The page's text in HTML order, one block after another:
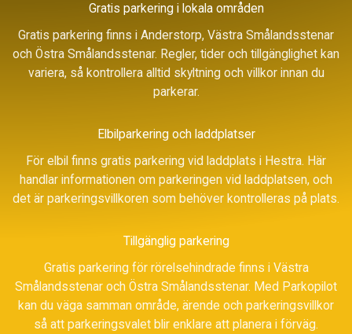
Gratis parkering i lokala områden
Gratis parkering finns i Anderstorp, Västra Smålandsstenar
och Östra Smålandsstenar. Regler, tider och tillgänglighet kan
variera, så kontrollera alltid skyltning och villkor innan du
parkerar.
Elbilparkering och laddplatser
För elbil finns gratis parkering vid laddplats i Hestra. Här
handlar informationen om parkeringen vid laddplatsen, och
det är parkeringsvillkoren som behöver kontrolleras på plats.
Tillgänglig parkering
Gratis parkering för rörelsehindrade finns i Västra
Smålandsstenar och Östra Smålandsstenar. Med Parkopilot
kan du väga samman område, ärende och parkeringsvillkor
så att parkeringsvalet blir enklare att planera i förväg.